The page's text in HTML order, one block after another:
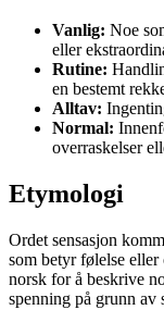
Vanlig: Noe
eller
Rutine:
en bestemt
Alltav:
Normal:
overraskelser
Etymologi
Ordet sensasjon
som betyr følelse eller
norsk for å beskrive
spenning på grunn av